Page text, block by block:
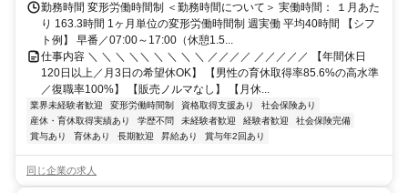
勤務時間 変形労働時間制 ＜勤務時間について＞ 実働時間： １月あた
り 163.3時間 1ヶ月単位の変形労働時間制 週実働 平均40時間 【シフ
ト例】 早番／07:00～17:00（休憩1.5...
仕事内容 ＼ ＼ ＼ ＼＼ ＼ ＼ ＼ ＼ ／／／／ ／／／／／ 【年間休日
120日以上／月3日の希望休OK】 【男性の育休取得率85.6%の高水準
／復職率100%】 【販売ノルマなし】 【月休...
業界未経験者歓迎 変形労働時間制 資格取得支援あり
社会保険あり
産休・育休取得実績あり
学歴不問 未経験者歓迎 経験者歓迎
社会保険完備
賞与あり
育休あり 長期歓迎 昇給あり 賞与年2回あり
同じ企業の求人